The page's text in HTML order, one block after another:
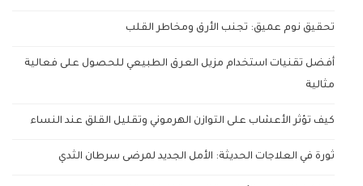
تحقيق نوم عميق: تجنب الأرق ومخاطر القلب
أفضل تقنيات استخدام مزيل العرق الطبيعي للحصول على فعالية
مثالية
كيف تؤثر الأعشاب على التوازن الهرموني وتقليل القلق عند النساء
ثورة في العلاجات الحديثة: الأمل الجديد لمرضى سرطان الثدي